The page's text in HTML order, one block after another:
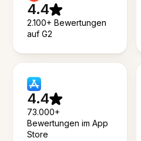
4.4
2.100+ Bewertungen
auf G2
4.4
73.000+
Bewertungen im App
Store